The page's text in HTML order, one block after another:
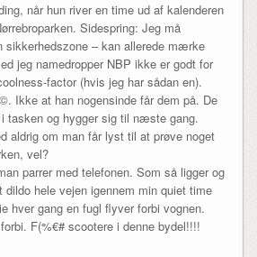
når hun river en time ud af kalenderen
Sidespring: Jeg må
– kan allerede mærke
jeg namedropper NBP ikke er godt for
factor (hvis jeg har sådan en).
Ikke at han nogensinde får dem på. De
tasken og hygger sig til næste gang.
aldrig om man får lyst til at prøve noget
vel?
parrer med telefonen. Som så ligger og
dildo hele vejen igennem min quiet time
hver gang en fugl flyver forbi vognen.
F(%€# scootere i denne bydel!!!!